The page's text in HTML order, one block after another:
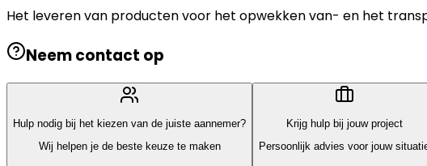
Het leveren van producten voor het opwekken van- en het
Neem contact op
Hulp nodig bij het kiezen van de juiste aannemer?
Wij helpen je de beste keuze te maken
Krijg hulp bij jouw project
Persoonlijk advies voor jouw